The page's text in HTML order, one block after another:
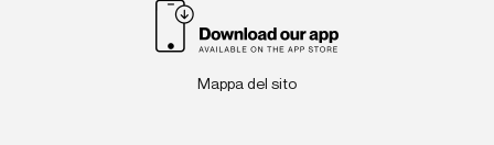
Mappa del sito